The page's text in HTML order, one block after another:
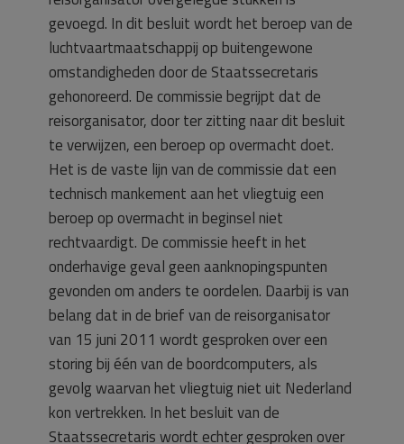
gevoegd. In dit besluit wordt het beroep van de
luchtvaartmaatschappij op buitengewone
omstandigheden door de Staatssecretaris
gehonoreerd. De commissie begrijpt dat de
reisorganisator, door ter zitting naar dit besluit
te verwijzen, een beroep op overmacht doet.
Het is de vaste lijn van de commissie dat een
technisch mankement aan het vliegtuig een
beroep op overmacht in beginsel niet
rechtvaardigt. De commissie heeft in het
onderhavige geval geen aanknopingspunten
gevonden om anders te oordelen. Daarbij is van
belang dat in de brief van de reisorganisator
van 15 juni 2011 wordt gesproken over een
storing bij één van de boordcomputers, als
gevolg waarvan het vliegtuig niet uit Nederland
kon vertrekken. In het besluit van de
Staatssecretaris wordt echter gesproken over